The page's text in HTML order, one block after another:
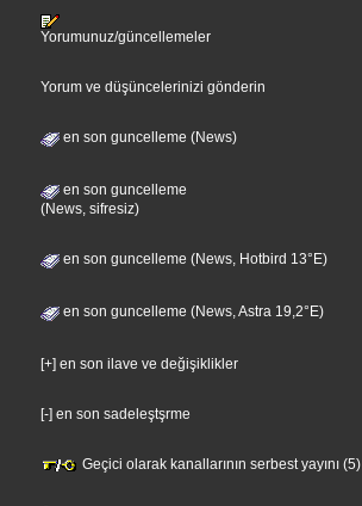
Yorumunuz/güncellemeler
Yorum ve düşüncelerinizi gönderin
en son guncelleme (News)
en son guncelleme
(News, sifresiz)
en son guncelleme (News, Hotbird 13°E)
en son guncelleme (News, Astra 19,2°E)
[+] en son ilave ve değişiklikler
[-] en son sadeleştşrme
Geçici olarak kanallarının serbest yayını (5)